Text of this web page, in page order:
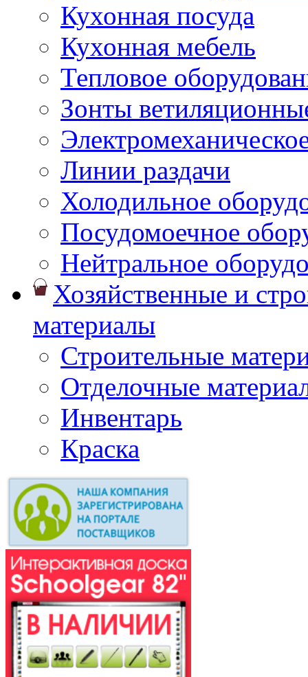
Кухонная посуда
Кухонная мебель
Тепловое
Зонты
Линии раздачи
Холодильное
Посудомоечное
Нейтральное
Хозяйственные и
материалы
Строительные
Отделочные
Инвентарь
Краска